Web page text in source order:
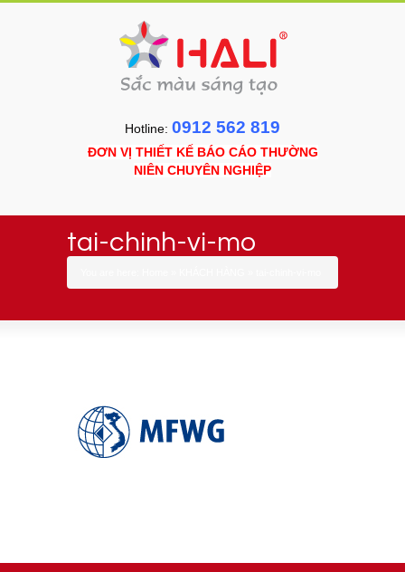
Hotline: 0912 562 819
ĐƠN VỊ THIẾT KẾ BÁO CÁO THƯỜNG
NIÊN CHUYÊN NGHIỆP
tai-chinh-vi-mo